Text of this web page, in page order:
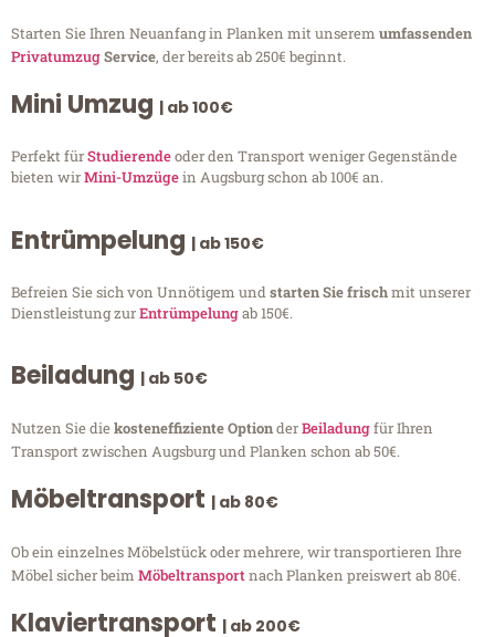
Starten Sie Ihren Neuanfang in Planken mit unserem umfassenden
PrivatumzugService, der bereits ab 250€ beginnt.
Mini Umzug | ab 100€
Perfekt fürStudierendeoder den Transport weniger Gegenstände
bieten wirMini-Umzügein Augsburg schon ab 100€ an.
Entrümpelung | ab 150€
Befreien Sie sich von Unnötigem undstarten Sie frischmit unserer
Dienstleistung zurEntrümpelungab 150€.
Beiladung | ab 50€
Nutzen Sie diekosteneffiziente OptionderBeiladungfür Ihren
Transport zwischen Augsburg und Planken schon ab 50€.
Möbeltransport | ab 80€
Ob ein einzelnes Möbelstück oder mehrere, wir transportieren Ihre
Möbel sicher beim Möbeltransportnach Planken preiswert ab 80€.
Klaviertransport | ab 200€